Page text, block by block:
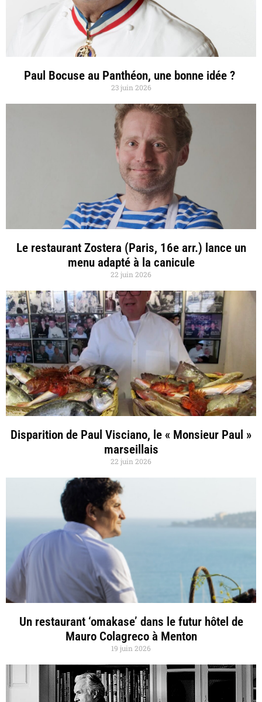
Paul Bocuse au Panthéon, une bonne idée ?
23 juin 2026
Le restaurant Zostera (Paris, 16e arr.) lance un
menu adapté à la canicule
22 juin 2026
Disparition de Paul Visciano, le « Monsieur Paul »
marseillais
22 juin 2026
Un restaurant ‘omakase’ dans le futur hôtel de
Mauro Colagreco à Menton
19 juin 2026